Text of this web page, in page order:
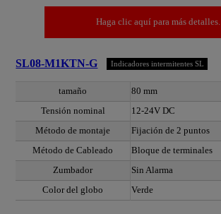
Haga clic aquí para más detalles.
SL08-M1KTN-G Indicadores intermitentes SL
tamaño
80 mm
Tensión nominal
12-24V DC
Método de montaje
Fijación de 2 puntos
Método de Cableado
Bloque de terminales
Zumbador
Sin Alarma
Color del globo
Verde